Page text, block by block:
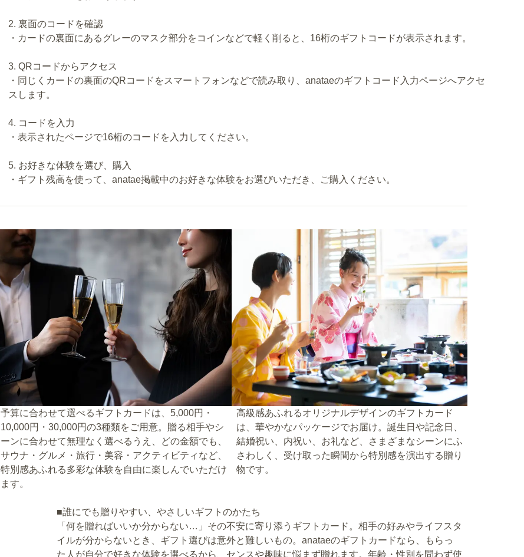
2. 裏面のコードを確認
・カードの裏面にあるグレーのマスク部分をコインなどで軽く削ると、16桁のギフトコードが表示されます。
3. QRコードからアクセス
・同じくカードの裏面のQRコードをスマートフォンなどで読み取り、anataeのギフトコード入力ページへアクセ
スします。
4. コードを入力
・表示されたページで16桁のコードを入力してください。
5. お好きな体験を選び、購入
・ギフト残高を使って、anatae掲載中のお好きな体験をお選びいただき、ご購入ください。
予算に合わせて選べるギフトカードは、5,000円・
10,000円・30,000円の3種類をご用意。贈る相手やシ
ーンに合わせて無理なく選べるうえ、どの金額でも、
サウナ・グルメ・旅行・美容・アクティビティなど、
特別感あふれる多彩な体験を自由に楽しんでいただけ
ます。
高級感あふれるオリジナルデザインのギフトカード
は、華やかなパッケージでお届け。誕生日や記念日、
結婚祝い、内祝い、お礼など、さまざまなシーンにふ
さわしく、受け取った瞬間から特別感を演出する贈り
物です。
■誰にでも贈りやすい、やさしいギフトのかたち
「何を贈ればいいか分からない…」その不安に寄り添うギフトカード。相手の好みやライフスタ
イルが分からないとき、ギフト選びは意外と難しいもの。anataeのギフトカードなら、もらっ
た人が自分で好きな体験を選べるから、センスや趣味に悩まず贈れます。年齢・性別を問わず使